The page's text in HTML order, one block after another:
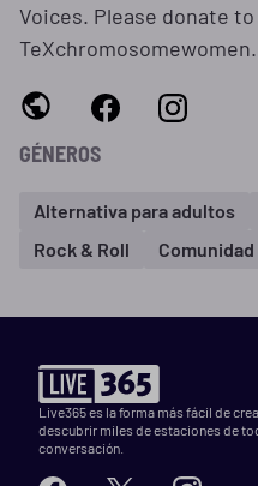
Voices. Please donate to
GÉNEROS
Alternativa para adultos
Rock & Roll
Comunidad
Live365 es la forma más fácil de
descubrir miles de estaciones de
conversación.